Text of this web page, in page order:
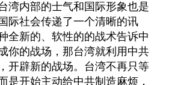
湾内部的士气和国际形象也是
际社会传递了一个清晰的讯
全新的、软性的的战术告诉中
你的战场，那台湾就利用中共
开辟新的战场。台湾不再只等
是开始主动给中共制造麻烦，